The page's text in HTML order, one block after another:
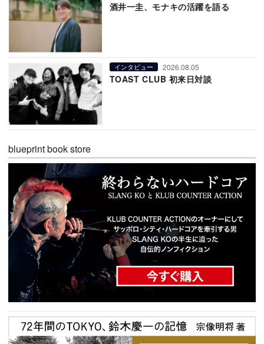
酒井一圭、モナキの活躍を語る
インタビュー 2026.08.05
TOAST CLUB 初来日対談
blueprint book store